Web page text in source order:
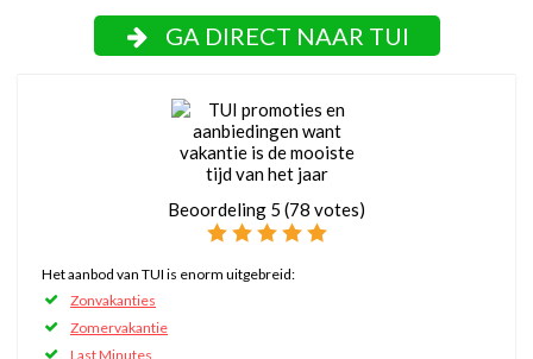
GA DIRECT NAAR TUI
Beoordeling 5 (78 votes)
Het aanbod van TUI is enorm uitgebreid:
Zonvakanties
Zomervakantie
Last Minutes